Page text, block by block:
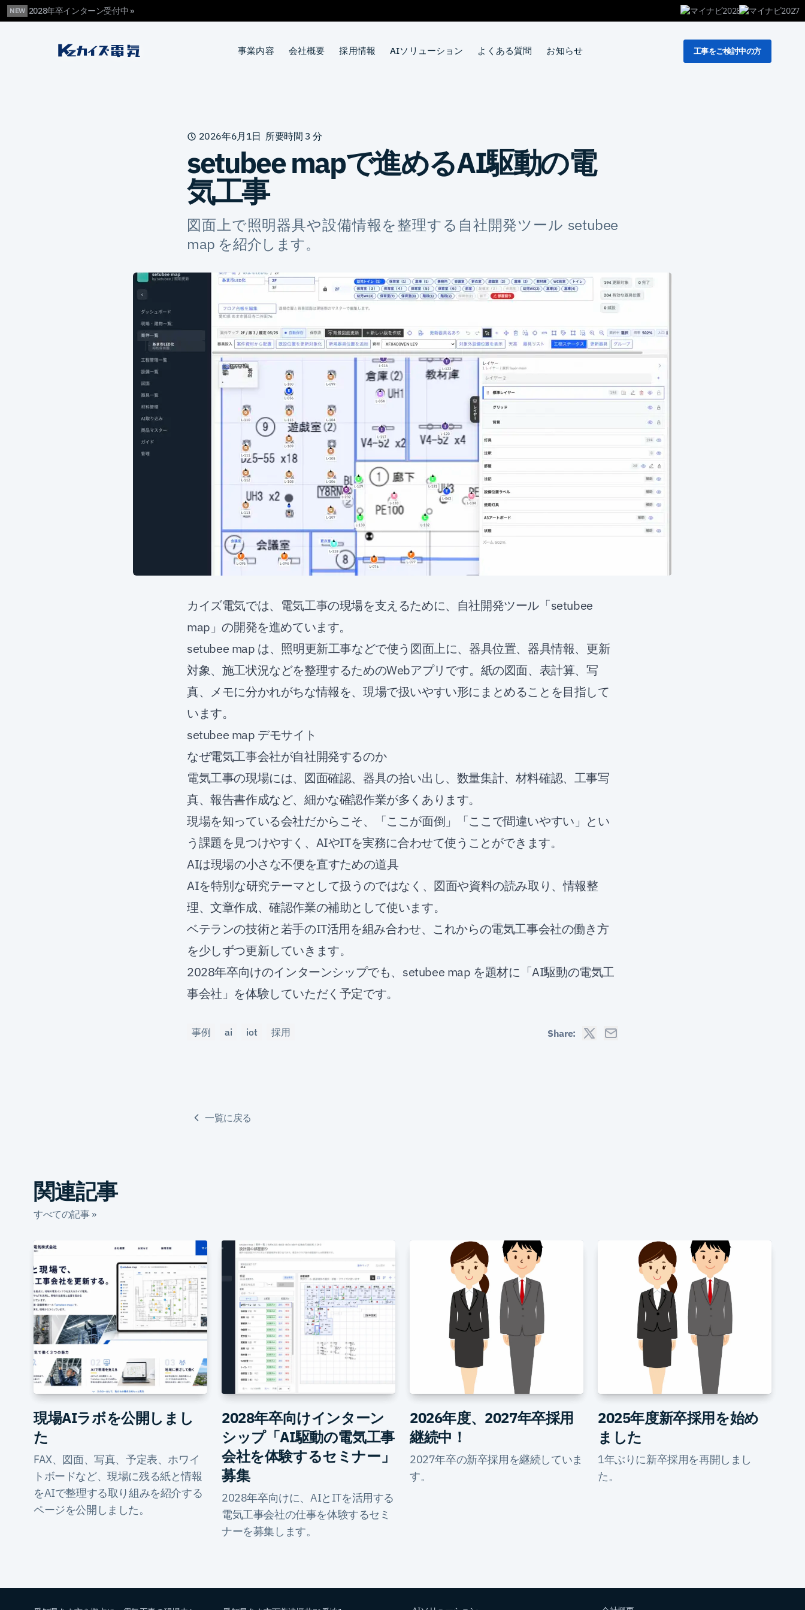
NEW 2028年卒インターン受付中 »
カイズ電気 事業内容 会社概要 採用情報 AIソリューション よくある質問 お知らせ 工事をご検討中の方
2026年6月1日 所要時間 3 分
setubee mapで進めるAI駆動の電
気工事
図面上で照明器具や設備情報を整理する自社開発ツール setubee
map を紹介します。
カイズ電気では、電気工事の現場を支えるために、自社開発ツール「setubee
map」の開発を進めています。
setubee map は、照明更新工事などで使う図面上に、器具位置、器具情報、更新
対象、施工状況などを整理するためのWebアプリです。紙の図面、表計算、写
真、メモに分かれがちな情報を、現場で扱いやすい形にまとめることを目指して
います。
setubee map デモサイト
なぜ電気工事会社が自社開発するのか
電気工事の現場には、図面確認、器具の拾い出し、数量集計、材料確認、工事写
真、報告書作成など、細かな確認作業が多くあります。
現場を知っている会社だからこそ、「ここが面倒」「ここで間違いやすい」とい
う課題を見つけやすく、AIやITを実務に合わせて使うことができます。
AIは現場の小さな不便を直すための道具
AIを特別な研究テーマとして扱うのではなく、図面や資料の読み取り、情報整
理、文章作成、確認作業の補助として使います。
ベテランの技術と若手のIT活用を組み合わせ、これからの電気工事会社の働き方
を少しずつ更新していきます。
2028年卒向けのインターンシップでも、setubee map を題材に「AI駆動の電気工
事会社」を体験していただく予定です。
事例 ai iot 採用 Share:
一覧に戻る
関連記事
すべての記事 »
現場AIラボを公開しまし
た
FAX、図面、写真、予定表、ホワイ
トボードなど、現場に残る紙と情報
をAIで整理する取り組みを紹介する
ページを公開しました。
2028年卒向けインターン
シップ「AI駆動の電気工事
会社を体験するセミナー」
募集
2028年卒向けに、AIとITを活用する
電気工事会社の仕事を体験するセミ
ナーを募集します。
2026年度、2027年卒採用
継続中！
2027年卒の新卒採用を継続していま
す。
2025年度新卒採用を始め
ました
1年ぶりに新卒採用を再開しまし
た。